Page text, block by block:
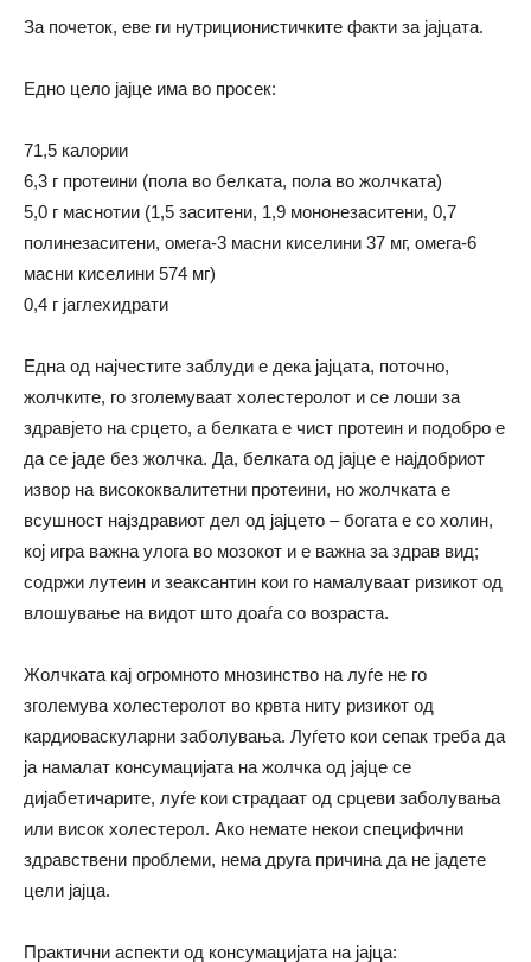
За почеток, еве ги нутриционистичките факти за јајцата.
Едно цело јајце има во просек:
71,5 калории
6,3 г протеини (пола во белката, пола во жолчката)
5,0 г маснотии (1,5 заситени, 1,9 мононезаситени, 0,7
полинезаситени, омега-3 масни киселини 37 мг, омега-6
масни киселини 574 мг)
0,4 г јаглехидрати
Една од најчестите заблуди е дека јајцата, поточно,
жолчките, го зголемуваат холестеролот и се лоши за
здравјето на срцето, а белката е чист протеин и подобро е
да се јаде без жолчка. Да, белката од јајце е најдобриот
извор на висококвалитетни протеини, но жолчката е
всушност најздравиот дел од јајцето – богата е со холин,
кој игра важна улога во мозокот и е важна за здрав вид;
содржи лутеин и зеаксантин кои го намалуваат ризикот од
влошување на видот што доаѓа со возраста.
Жолчката кај огромното мнозинство на луѓе не го
зголемува холестеролот во крвта ниту ризикот од
кардиоваскуларни заболувања. Луѓето кои сепак треба да
ја намалат консумацијата на жолчка од јајце се
дијабетичарите, луѓе кои страдаат од срцеви заболувања
или висок холестерол. Ако немате некои специфични
здравствени проблеми, нема друга причина да не јадете
цели јајца.
Практични аспекти од консумацијата на јајца: